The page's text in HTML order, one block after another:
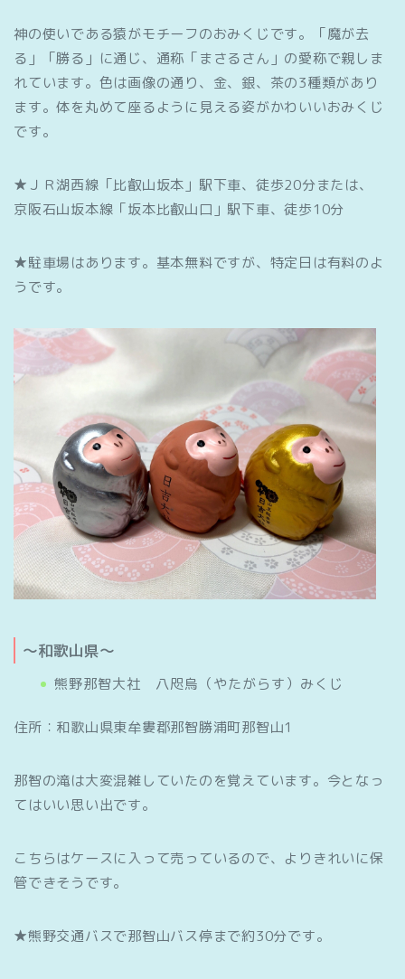
神の使いである猿がモチーフのおみくじです。「魔が去
る」「勝る」に通じ、通称「まさるさん」の愛称で親しま
れています。色は画像の通り、金、銀、茶の3種類があり
ます。体を丸めて座るように見える姿がかわいいおみくじ
です。
★ＪＲ湖西線「比叡山坂本」駅下車、徒歩20分または、
京阪石山坂本線「坂本比叡山口」駅下車、徒歩10分
★駐車場はあります。基本無料ですが、特定日は有料のよ
うです。
～和歌山県～
熊野那智大社 八咫烏（やたがらす）みくじ
住所：和歌山県東牟婁郡那智勝浦町那智山1
那智の滝は大変混雑していたのを覚えています。今となっ
てはいい思い出です。
こちらはケースに入って売っているので、よりきれいに保
管できそうです。
★熊野交通バスで那智山バス停まで約30分です。